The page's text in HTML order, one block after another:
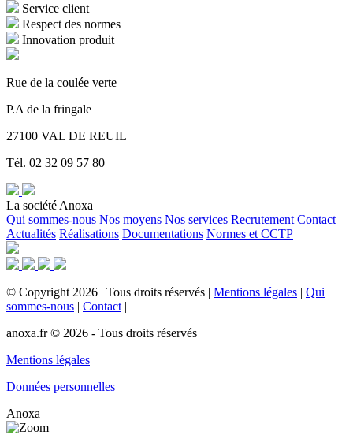
Service client
Respect des normes
Innovation produit
Rue de la coulée verte
P.A de la fringale
27100 VAL DE REUIL
Tél. 02 32 09 57 80
La société Anoxa
Qui sommes-nous Nos moyens Nos services Recrutement Contact
Actualités Réalisations Documentations Normes et CCTP
© Copyright 2026 | Tous droits réservés | Mentions légales | Qui
sommes-nous | Contact |
anoxa.fr © 2026 - Tous droits réservés
Mentions légales
Données personnelles
Anoxa